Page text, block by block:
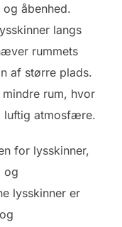
åbenhed.
langs
rummets
af større plads.
rum, hvor
luftig atmosfære.
for lysskinner,
og
lysskinner er